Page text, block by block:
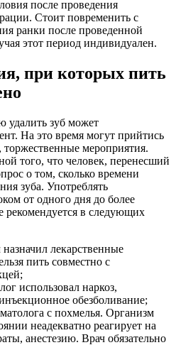
после проведения
Стоит повременить с
ранки после проведенной
этот период индивидуален.
при которых пить
удалить зуб может
На это время могут прийтись
мероприятия.
того, что человек, перенесший
о том, сколько времени
зуба. Употреблять
от одного дня до более
рекомендуется в следующих
лекарственные
пить совместно с
использовал наркоз,
обезболивание;
с похмелья. Организм
неадекватно реагирует на
анестезию. Врач обязательно